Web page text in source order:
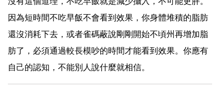
因為短時間不吃早飯不會看到效果，你身體堆積的脂肪
還沒消耗下去，或者雀碼蔽說剛剛開始不頃州再增加脂
肪了，必須通過較長模吵的時間才能看到效果。你應有
自己的認知，不能別人說什麼就相信。